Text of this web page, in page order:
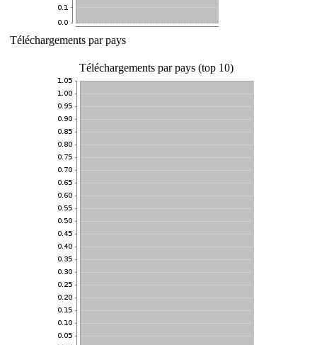
Téléchargements par pays
Téléchargements par pays (top 10)